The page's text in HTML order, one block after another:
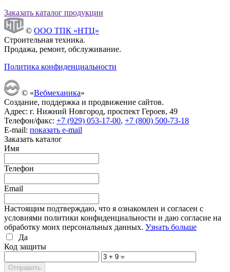
Заказать каталог продукции
© ООО ТПК «НТЦ»
Строительная техника.
Продажа, ремонт, обслуживание.
Политика конфиденциальности
© «Вебмеханика»
Создание, поддержка и продвижение сайтов.
Адрес: г. Нижний Новгород, проспект Героев, 49
Телефон/факс: +7 (929) 053-17-00, +7 (800) 500-73-18
E-mail: показать e-mail
Заказать каталог
Имя
Телефон
Email
Настоящим подтверждаю, что я ознакомлен и согласен с
условиями политики конфиденциальности и даю согласие на
обработку моих персональных данных. Узнать больше
Да
Код защиты